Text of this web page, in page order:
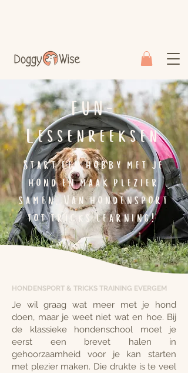
FUN-
Lessenreeksen
Start een hobby met je
hond en maak plezier
samen. Van hondensport
tot tricks learning!
HONDENSPORT & TRICKS TRAINING EVERGEM
Je wil graag wat meer met je hond
doen, maar je weet niet wat en hoe. Bij
de klassieke hondenschool moet je
eerst een brevet halen in
gehoorzaamheid voor je kan starten
met plezier maken. Die drukte is te veel